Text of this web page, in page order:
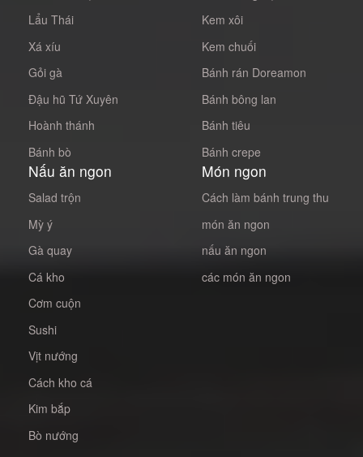
Lẩu Thái
Xá xíu
Gỏi gà
Đậu hũ Tứ Xuyên
Hoành thánh
Bánh bò
Kem xôi
Kem chuối
Bánh rán Doreamon
Bánh bông lan
Bánh tiêu
Bánh crepe
Nấu ăn ngon
Salad trộn
Mỳ ý
Gà quay
Cá kho
Cơm cuộn
Sushi
Vịt nướng
Cách kho cá
Kim bắp
Bò nướng
Món ngon
Cách làm bánh trung thu
món ăn ngon
nấu ăn ngon
các món ăn ngon